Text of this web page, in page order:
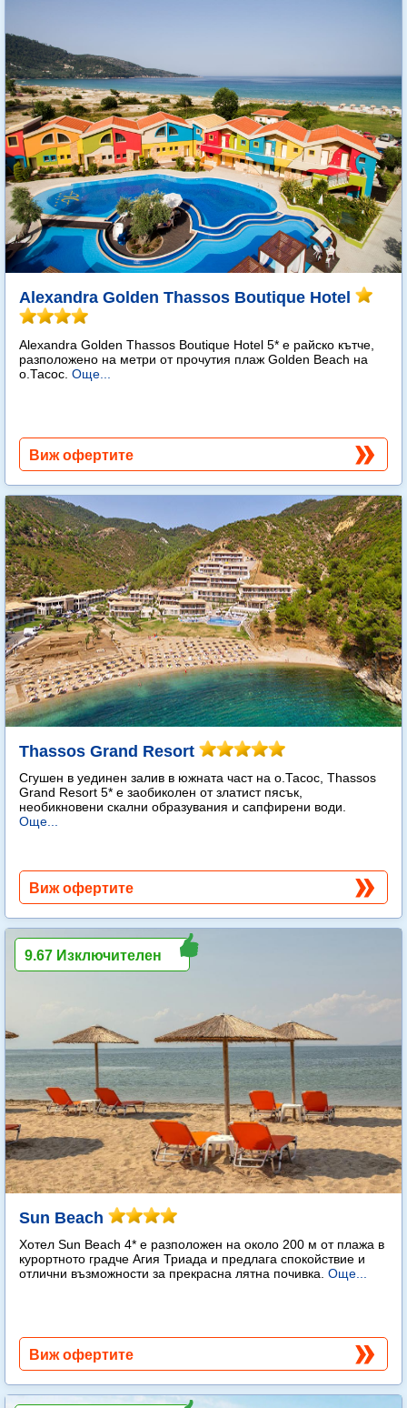
Alexandra Golden Thassos Boutique Hotel
Alexandra Golden Thassos Boutique Hotel 5* е райско кътче,
разположено на метри от прочутия плаж Golden Beach на
о.Тасос. Още...
Виж офертите
Thassos Grand Resort
Сгушен в уединен залив в южната част на о.Тасос, Thassos
Grand Resort 5* е заобиколен от златист пясък,
необикновени скални образувания и сапфирени води.
Още...
Виж офертите
Sun Beach
Хотел Sun Beach 4* е разположен на около 200 м от плажа в
курортното градче Агия Триада и предлага спокойствие и
отлични възможности за прекрасна лятна почивка. Още...
9.67 Изключителен
Виж офертите